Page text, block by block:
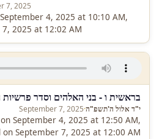
7, 2025
4, 2025 at 10:10 AM,
2025 at 12:02 AM
בראשית ו - בני האלהים וסדר פרשיות
י"ד אלול ה'תשפ"ה·
September 7, 2025
September 4, 2025 at 12:50 AM,
on September 7, 2025 at 12:00 AM